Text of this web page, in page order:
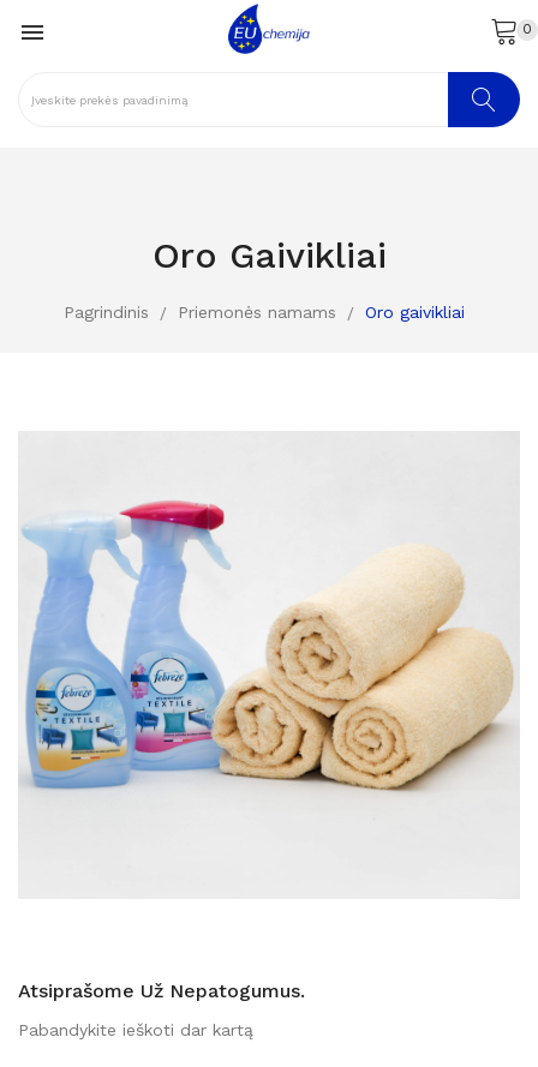
 0
Oro Gaivikliai
Pagrindinis Priemonės namams Oro gaivikliai
Atsiprašome Už Nepatogumus.
Pabandykite ieškoti dar kartą